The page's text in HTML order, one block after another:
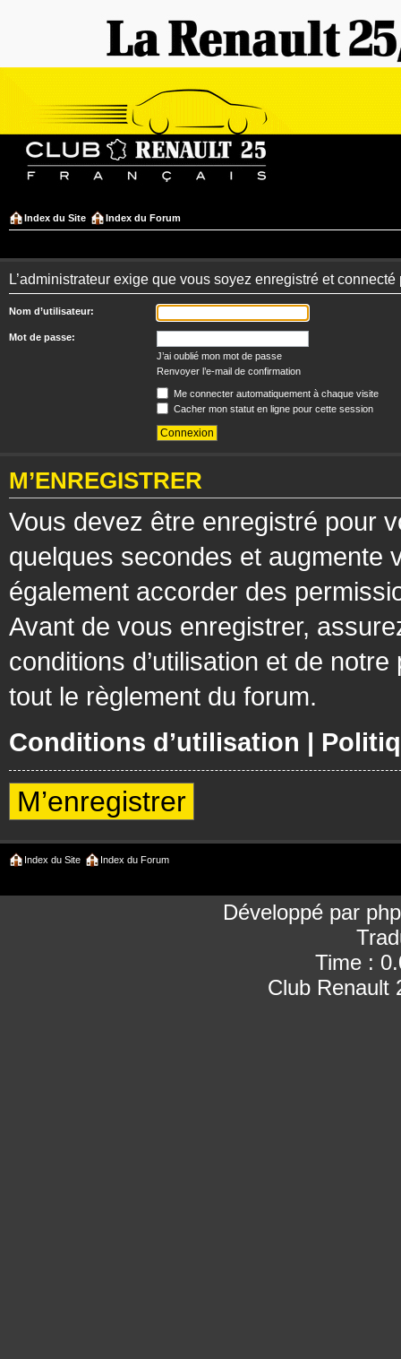
Index du Site Index du Forum
L’administrateur exige que vous soyez enregistré et
Nom d’utilisateur:
Mot de passe:
J’ai oublié mon mot de passe
Renvoyer l’e-mail de confirmation
Me connecter automatiquement à chaque visite
Cacher mon statut en ligne pour cette session
M’ENREGISTRER
Vous devez être enregistré pour
quelques secondes et augmente
également accorder des
Avant de vous enregistrer,
conditions d’utilisation et de
tout le règlement du forum.
Conditions d’utilisation |
M’enregistrer
Index du Site Index du Forum
Développé par
Time :
Club Renault